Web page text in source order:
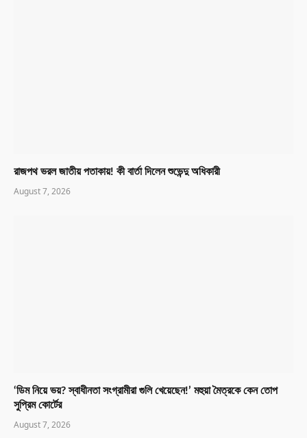
রাজপথ ভরল জাতীয় পতাকায়! কী বার্তা দিলেন শুভেন্দু অধিকারী
August 7, 2026
‘ডিম নিয়ে ভয়? স্বাধীনতা সংগ্রামীরা গুলি খেয়েছেন!’ মহুয়া মৈত্রকে কেন তোপ
সুপ্রিম কোর্টের
August 7, 2026